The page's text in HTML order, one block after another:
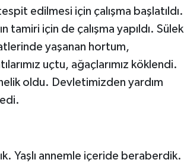
edilmesi için çalışma başlatıldı.
için de çalışma yapıldı. Sülek
yaşanan hortum,
uçtu, ağaçlarımız köklendi.
oldu. Devletimizden yardım
Yaşlı annemle içeride beraberdik.